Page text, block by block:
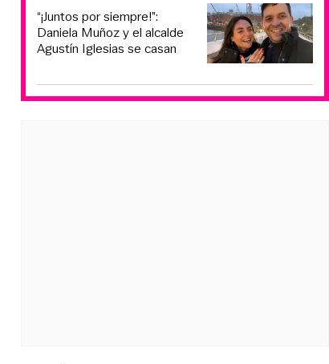
“¡Juntos por siempre!”:
Daniela Muñoz y el alcalde
Agustín Iglesias se casan